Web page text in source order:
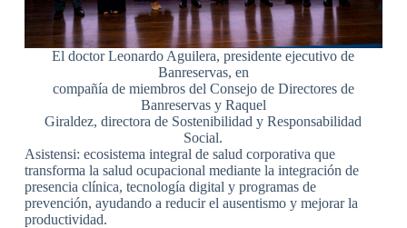
El doctor Leonardo Aguilera, presidente ejecutivo de
Banreservas, en
compañía de miembros del Consejo de Directores de
Banreservas y Raquel
Giraldez, directora de Sostenibilidad y Responsabilidad
Social.
Asistensi: ecosistema integral de salud corporativa que
transforma la salud ocupacional mediante la integración de
presencia clínica, tecnología digital y programas de
prevención, ayudando a reducir el ausentismo y mejorar la
productividad.